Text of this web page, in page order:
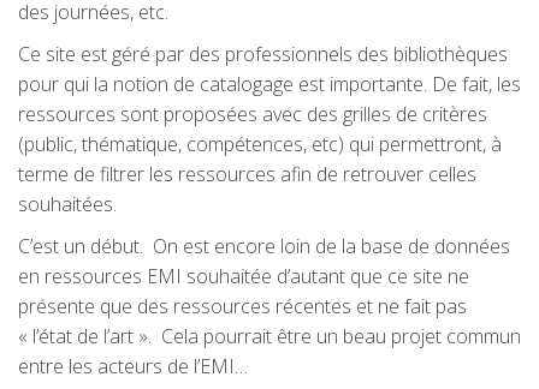
des journées, etc.
Ce site est géré par des professionnels des bibliothèques
pour qui la notion de catalogage est importante. De fait, les
ressources sont proposées avec des grilles de critères
(public, thématique, compétences, etc) qui permettront, à
terme de filtrer les ressources afin de retrouver celles
souhaitées.
C’est un début. On est encore loin de la base de données
en ressources EMI souhaitée d’autant que ce site ne
présente que des ressources récentes et ne fait pas
« l’état de l’art ». Cela pourrait être un beau projet commun
entre les acteurs de l’EMI…